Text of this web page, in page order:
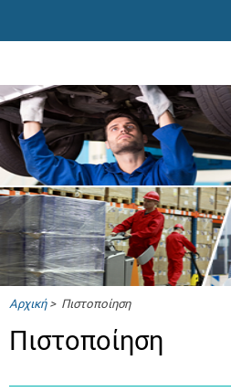
Αρχική> Πιστοποίηση
Πιστοποίηση